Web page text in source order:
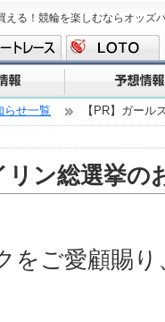
える！競輪を楽しむならオッズ
らせ一覧 【PR】ガール
リン総選挙の
をご愛顧賜